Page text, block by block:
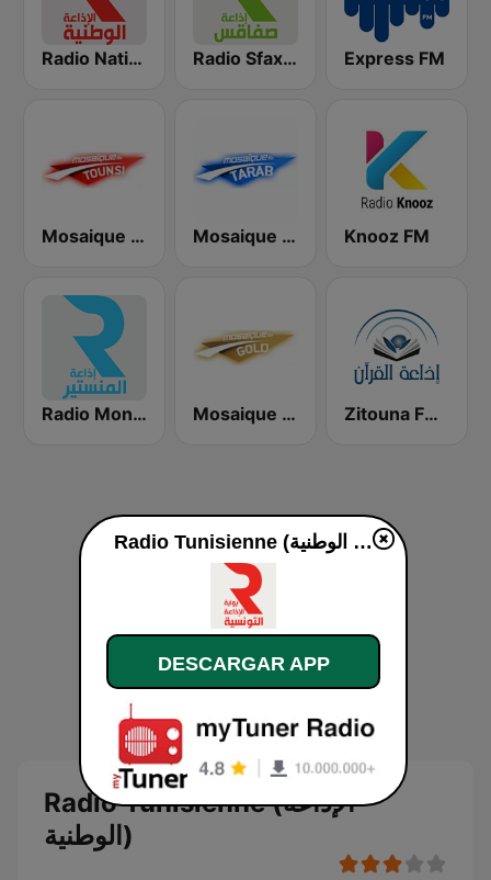
Radio Nationale (الإذاعة الوطنية) Radio Sfax (إذاعة صفاقس) Express FM
Mosaique FM Tounsi (موزاييك إف إم) Mosaique FM Tarab (موزاييك إف إم) Knooz FM
Radio Monastir (إذاعة المنستير) Mosaique FM Gold - (موزاييك إف إم) Zitouna FM (إذاعة الزيتونة للقرآن الكريم)
Radio Tunisienne (الإذاعة
الوطنية)
Radio Tunisienne (الإذاعة الوطنية) en vivo
DESCARGAR APP